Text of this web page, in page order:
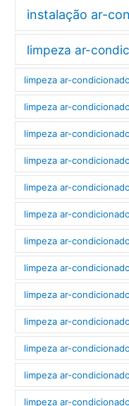
instalação ar-
limpeza ar-
limpeza ar-
limpeza ar-
limpeza ar-
limpeza ar-
limpeza ar-
limpeza ar-
limpeza ar-
limpeza ar-
limpeza ar-
limpeza ar-
limpeza ar-
limpeza ar-
limpeza ar-